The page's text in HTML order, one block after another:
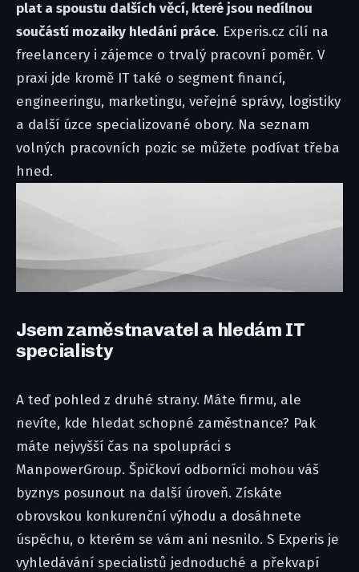
plat a spoustu dalších věcí, které jsou nedílnou
součástí mozaiky hledání práce. Experis.cz cílí na
freelancery i zájemce o trvalý pracovní poměr. V
praxi jde kromě IT také o segment financí,
engineeringu, marketingu, veřejné správy, logistiky
a další úzce specializované obory. Na seznam
volných pracovních pozic se můžete podívat třeba
hned.
Jsem zaměstnavatel a hledám IT
specialisty
A teď pohled z druhé strany. Máte firmu, ale
nevíte, kde hledat schopné zaměstnance? Pak
máte nejvyšší čas na spolupráci s
ManpowerGroup. Špičkoví odborníci mohou váš
byznys posunout na další úroveň. Získáte
obrovskou konkurenční výhodu a dosáhnete
úspěchu, o kterém se vám ani nesnilo. S Experis je
vyhledávání specialistů jednoduché a překvapí